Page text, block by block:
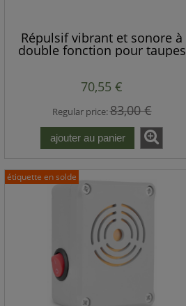
Répulsif vibrant et sonore à
double fonction pour taupes
et campagnols – production
70,55 €
Regular price:83,00 €
ajouter au panier
étiquette en solde